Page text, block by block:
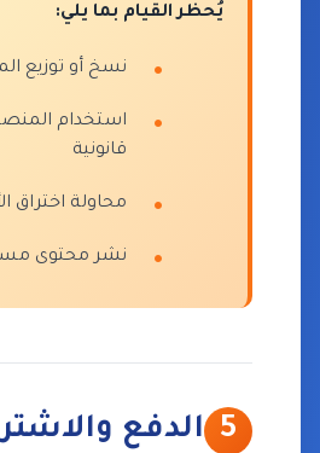
يُحظر القيام بما يلي:
نسخ أو توزيع
استخدام
قانونية
محاولة اختراق
نشر محتوى
5 الدفع